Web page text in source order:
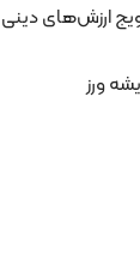
ارزش‌های دینی
ورز